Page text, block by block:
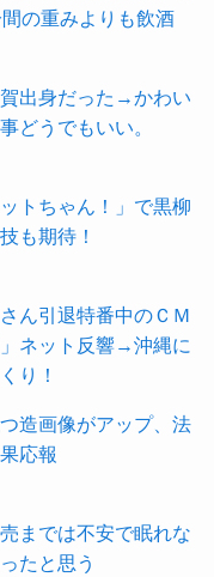
の重みよりも飲酒
出身だった→かわい
どうでもいい。
トちゃん！」で黒柳
も期待！
ん引退特番中のＣＭ
ネット反響→沖縄に
り！
造画像がアップ、法
応報
までは不安で眠れな
たと思う